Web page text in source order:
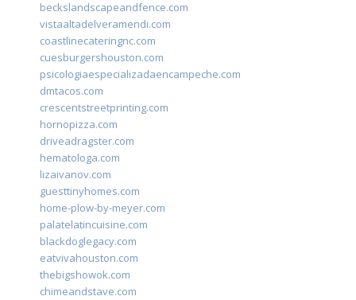
beckslandscapeandfence.com
vistaaltadelveramendi.com
coastlinecateringnc.com
cuesburgershouston.com
psicologiaespecializadaencampeche.com
dmtacos.com
crescentstreetprinting.com
hornopizza.com
driveadragster.com
hematologa.com
lizaivanov.com
guesttinyhomes.com
home-plow-by-meyer.com
palatelatincuisine.com
blackdoglegacy.com
eatvivahouston.com
thebigshowok.com
chimeandstave.com